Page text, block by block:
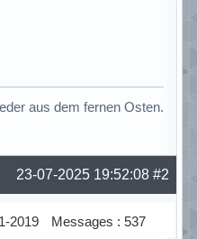
aus dem fernen Osten.
#2
23-07-2025 19:52:08
2019 Messages : 537